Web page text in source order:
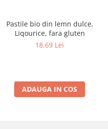
Pastile bio din lemn dulce,
Liqourice, fara gluten
18,69 Lei
ADAUGA IN COS